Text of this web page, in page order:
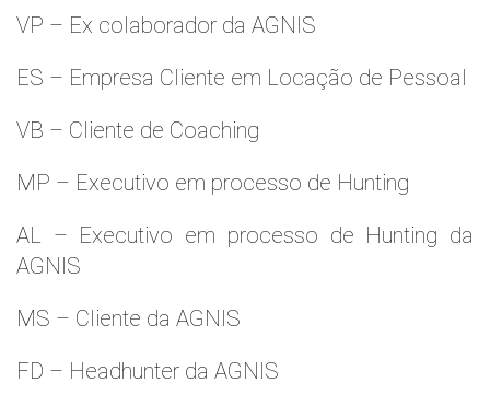
VP – Ex colaborador da AGNIS
ES – Empresa Cliente em Locação de Pessoal
VB – Cliente de Coaching
MP – Executivo em processo de Hunting
AL – Executivo em processo de Hunting da
AGNIS
MS – Cliente da AGNIS
FD – Headhunter da AGNIS